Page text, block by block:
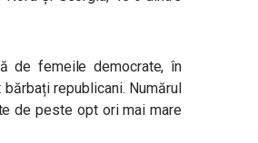
de femeile democrate, în
republicani. Numărul
de peste opt ori mai mare